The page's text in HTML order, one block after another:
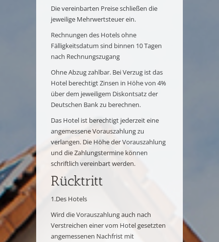
Die vereinbarten Preise schließen die
jeweilige Mehrwertsteuer ein.
Rechnungen des Hotels ohne
Fälligkeitsdatum sind binnen 10 Tagen
nach Rechnungszugang
Ohne Abzug zahlbar. Bei Verzug ist das
Hotel berechtigt Zinsen in Höhe von 4%
über dem jeweiligem Diskontsatz der
Deutschen Bank zu berechnen.
Das Hotel ist berechtigt jederzeit eine
angemessene Vorauszahlung zu
verlangen. Die Höhe der Vorauszahlung
und die Zahlungstermine können
schriftlich vereinbart werden.
Rücktritt
1.Des Hotels
Wird die Vorauszahlung auch nach
Verstreichen einer vom Hotel gesetzten
angemessenen Nachfrist mit